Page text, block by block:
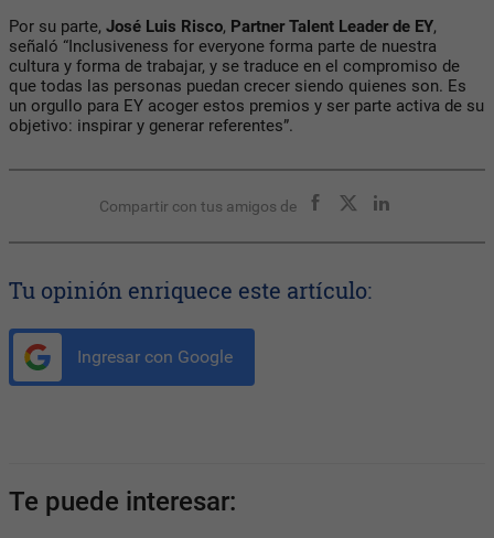
Por su parte, José Luis Risco, Partner Talent Leader de EY,
señaló “Inclusiveness for everyone forma parte de nuestra
cultura y forma de trabajar, y se traduce en el compromiso de
que todas las personas puedan crecer siendo quienes son. Es
un orgullo para EY acoger estos premios y ser parte activa de su
objetivo: inspirar y generar referentes”.
Compartir con tus amigos de
Tu opinión enriquece este artículo:
Ingresar con Google
Te puede interesar: